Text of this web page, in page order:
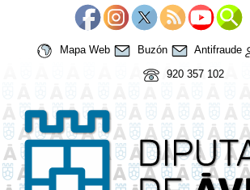
Mapa Web Buzón Antifraude
920 357 102